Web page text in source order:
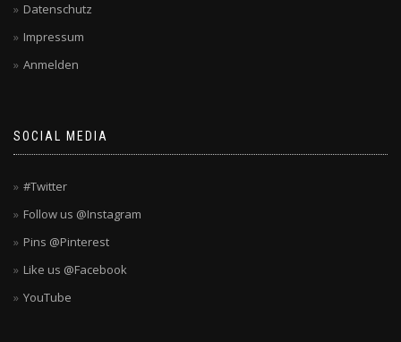
Datenschutz
Impressum
Anmelden
SOCIAL MEDIA
#Twitter
Follow us @Instagram
Pins @Pinterest
Like us @Facebook
YouTube